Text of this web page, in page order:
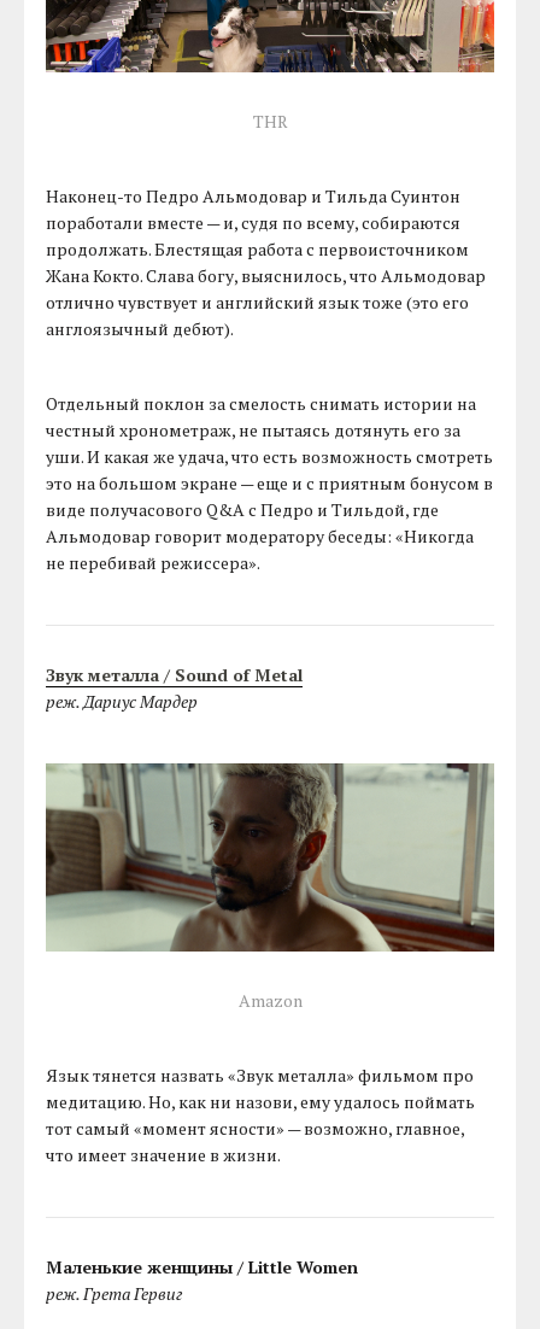
THR
Наконец-то Педро Альмодовар и Тильда Суинтон
поработали вместе — и, судя по всему, собираются
продолжать. Блестящая работа с первоисточником
Жана Кокто. Слава богу, выяснилось, что Альмодовар
отлично чувствует и английский язык тоже (это его
англоязычный дебют).
Отдельный поклон за смелость снимать истории на
честный хронометраж, не пытаясь дотянуть его за
уши. И какая же удача, что есть возможность смотреть
это на большом экране — еще и с приятным бонусом в
виде получасового Q&A с Педро и Тильдой, где
Альмодовар говорит модератору беседы: «Никогда
не перебивай режиссера».
Звук металла / Sound of Metal
реж. Дариус Мардер
Amazon
Язык тянется назвать «Звук металла» фильмом про
медитацию. Но, как ни назови, ему удалось поймать
тот самый «момент ясности» — возможно, главное,
что имеет значение в жизни.
Маленькие женщины / Little Women
реж. Грета Гервиг